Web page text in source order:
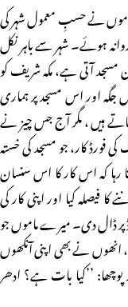
نے حسبِ معمول شہر کی
ہوئے۔ شہر سے باہر نکل
آتی ہے، مکہ شریف کو
اور اس مسجد پر ہماری
ہیں ، مگر آج جس چیز نے
فورڈ کار، جو مسجد کی خستہ
رہا کہ اس کار کا اس سنسان
فیصلہ کیا اور اپنی کار کی
پر ڈال دی۔ میرے ماموں جو
انھوں نے بھی اپنی آنکھوں
’’کیا بات ہے؟ ادھر